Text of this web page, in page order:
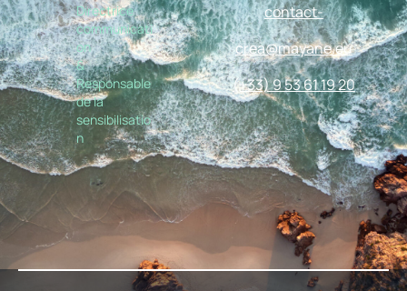
Directrice
communicati
on
&
Responsable
de la
sensibilisatio
n
contact-
crea@mayane.eu
(+33) 9 53 61 19 20